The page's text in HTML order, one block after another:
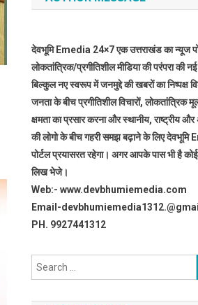
देवभूमि Emedia 24×7 एक उत्तराखंड का न्यूज
लोकतांत्रिक/प्रगीतिशील मीडिया की परंपरा की
बिल्कुल नए स्वरूप में जनमुद्दे की खबरों का निष्पक्ष
जनता के बीच प्रगीतिशील विचारों, लोकतांत्रिक
क्षमता का प्रसार करना और स्थानीय, राष्ट्रीय और
की लोगो के बीच गहरी समझ बढ़ाने के लिए
पोर्टल प्रयासरत रहेगा। अगर आपके पास भी है
लिख भेजे।
Web:- www.devbhumiemedia.com
Email-
PH. 9927441312